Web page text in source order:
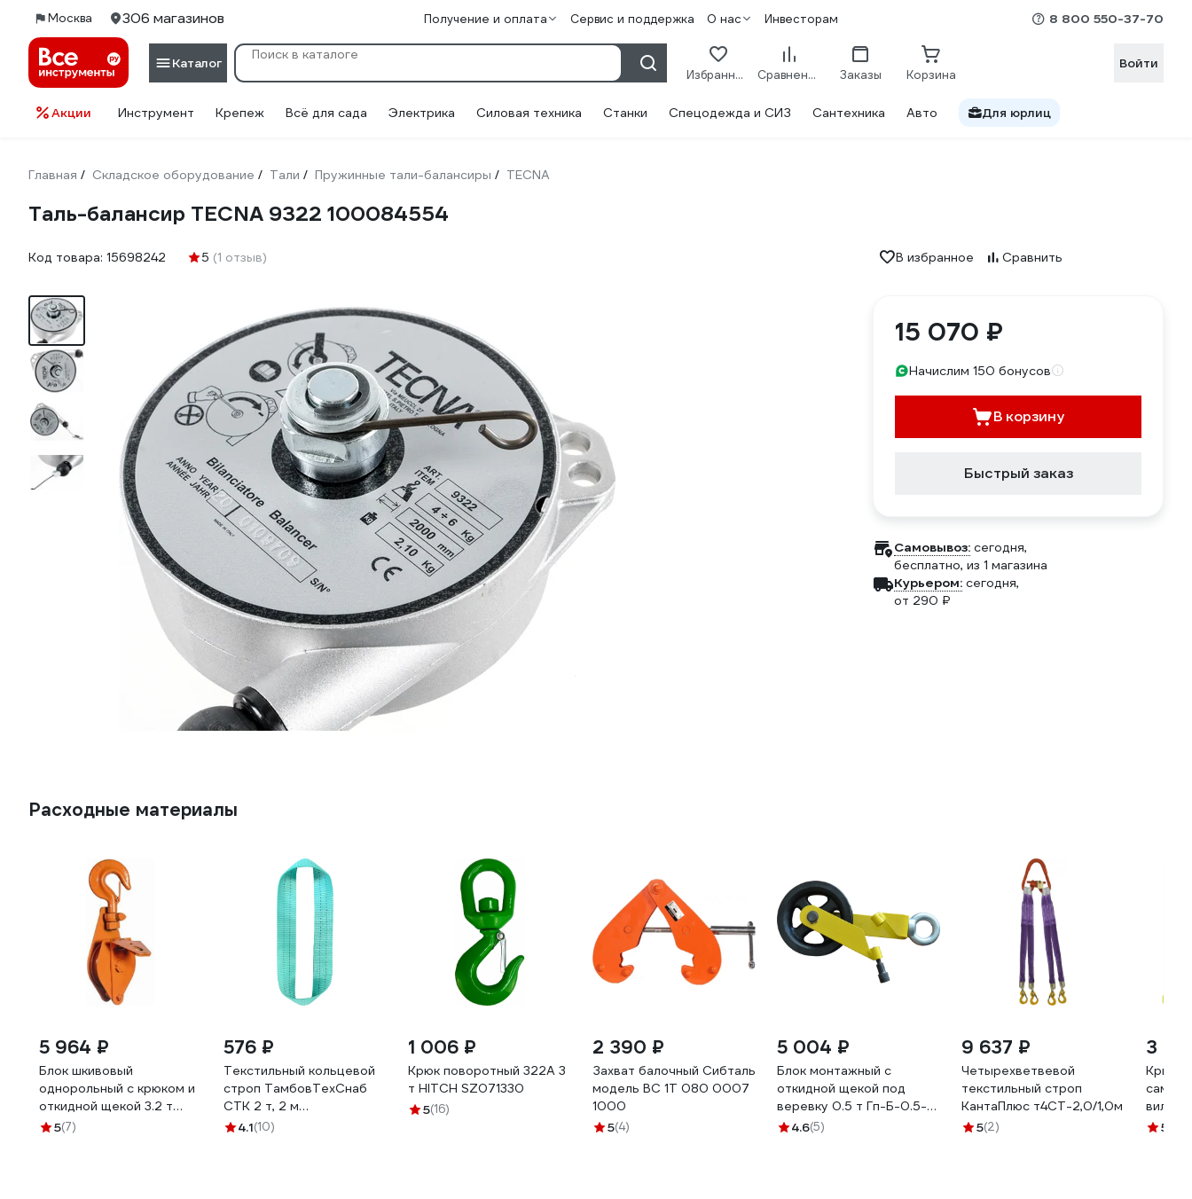
Москва 306 магазинов Получение и оплата Сервис и поддержка О нас Инвесторам 8 800 550-37-70
Каталог
Избранное Сравнение Заказы Корзина
Войти
Акции Инструмент Крепеж Всё для сада Электрика Силовая техника Станки Спецодежда и СИЗ Сантехника Авто Для юрлиц
Главная / Складское оборудование / Тали / Пружинные тали-балансиры / TECNA
Таль-балансир TECNA 9322 100084554
Код товара: 15698242 5 (1 отзыв) В избранное Сравнить
15 070 ₽
Начислим 150 бонусов
В корзину
Быстрый заказ
Самовывоз: сегодня,
бесплатно, из 1 магазина
Курьером: сегодня,
от 290 ₽
Расходные материалы
5 964 ₽
Блок шкивовый
однорольный с крюком и
откидной щекой 3.2 т
Сибталь 050 3000
5(7)
576 ₽
Текстильный кольцевой
строп ТамбовТехСнаб
СТК 2 т, 2 м
7930124366696
4.1(10)
1 006 ₽
Крюк поворотный 322А 3
т HITCH SZ071330
5(16)
2 390 ₽
Захват балочный Сибталь
модель BC 1Т 080 0007
1000
5(4)
5 004 ₽
Блок монтажный с
откидной щекой под
веревку 0.5 т Гп-Б-0.5-
05(02) САМСОН
4.6(5)
9 637 ₽
Четырехветвевой
текстильный строп
КантаПлюс т4СТ-2,0/1,0м
5(2)
3
Крюк
5,3т
5